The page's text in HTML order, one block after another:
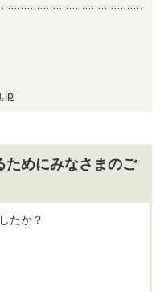
ためにみなさまのご
たか？